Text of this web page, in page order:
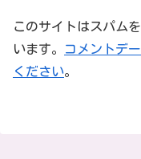
このサイトはスパム
います。
コメントデ
ください。